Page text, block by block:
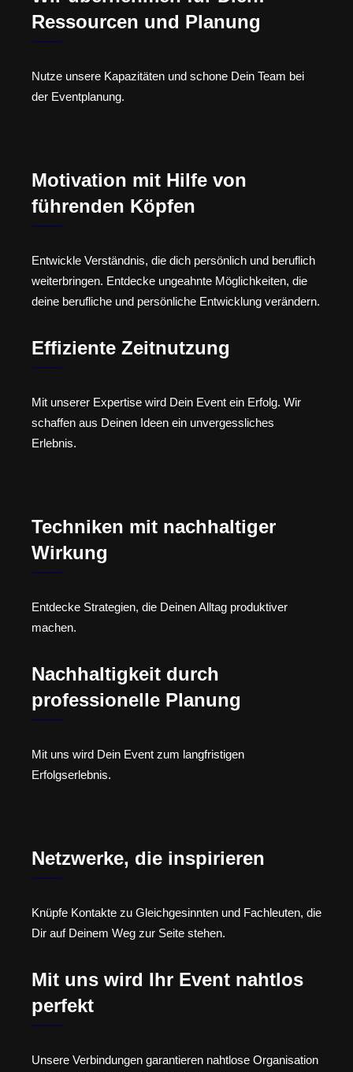
Ressourcen und Planung
Nutze unsere Kapazitäten und schone Dein Team bei
der Eventplanung.
Motivation mit Hilfe von
führenden Köpfen
Entwickle Verständnis, die dich persönlich und beruflich
weiterbringen. Entdecke ungeahnte Möglichkeiten, die
deine berufliche und persönliche Entwicklung verändern.
Effiziente Zeitnutzung
Mit unserer Expertise wird Dein Event ein Erfolg. Wir
schaffen aus Deinen Ideen ein unvergessliches
Erlebnis.
Techniken mit nachhaltiger
Wirkung
Entdecke Strategien, die Deinen Alltag produktiver
machen.
Nachhaltigkeit durch
professionelle Planung
Mit uns wird Dein Event zum langfristigen
Erfolgserlebnis.
Netzwerke, die inspirieren
Knüpfe Kontakte zu Gleichgesinnten und Fachleuten, die
Dir auf Deinem Weg zur Seite stehen.
Mit uns wird Ihr Event nahtlos
perfekt
Unsere Verbindungen garantieren nahtlose Organisation